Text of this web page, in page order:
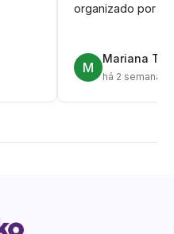
organizado por
M
Mariana T.
há 2 semanas